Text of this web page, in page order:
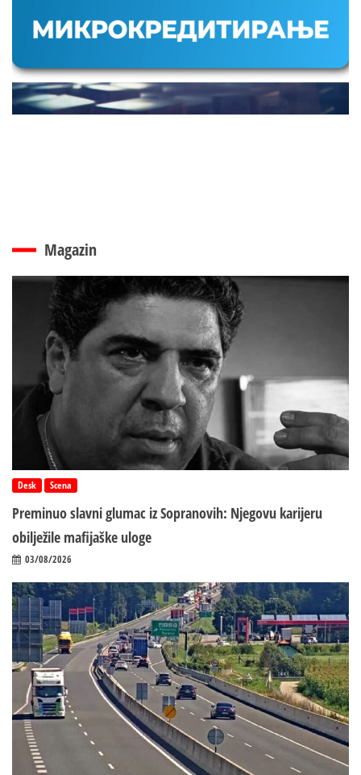
Magazin
Desk Scena
Preminuo slavni glumac iz Sopranovih: Njegovu karijeru
obilježile mafijaške uloge
03/08/2026